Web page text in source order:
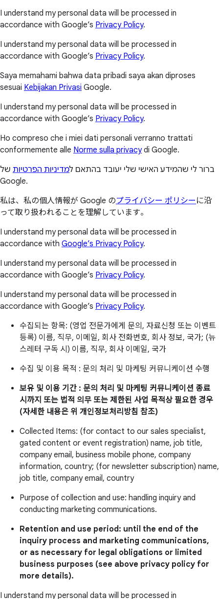
I understand my personal data will be processed in
accordance with Google’s Privacy Policy.
I understand my personal data will be processed in
accordance with Google’s Privacy Policy.
Saya memahami bahwa data pribadi saya akan diproses
sesuai Kebijakan Privasi Google.
I understand my personal data will be processed in
accordance with Google’s Privacy Policy.
Ho compreso che i miei dati personali verranno trattati
conformemente alle Norme sulla privacydi Google.
ברור לי שהמידע האישי שלי יעובד בהתאם למדיניות הפרטיות של
Google.
私は、私の個人情報が Google のプライバシー ポリシー に沿
って取り扱われることを理解しています。
I understand my personal data will be processed in
accordance with Google’s Privacy Policy.
I understand my personal data will be processed in
accordance with Google’s Privacy Policy.
I understand my personal data will be processed in
accordance with Google’s Privacy Policy.
수집되는 항목: (영업 전문가에게 문의, 자료신청 또는 이벤트
등록) 이름, 직무, 이메일, 회사 전화번호, 회사 정보, 국가; (뉴
스레터 구독 시) 이름, 직무, 회사 이메일, 국가
수집 및 이용 목적 : 문의 처리 및 마케팅 커뮤니케이션 수행
보유 및 이용 기간 : 문의 처리 및 마케팅 커뮤니케이션 종료
시까지 또는 법적 의무 또는 제한된 사업 목적상 필요한 경우
(자세한 내용은 위 개인정보처리방침 참조)
Collected Items: (for contact to our sales specialist,
gated content or event registration) name, job title,
company email, business mobile phone, company
information, country; (for newsletter subscription) name,
job title, company email, country
Purpose of collection and use: handling inquiry and
conducting marketing communications.
Retention and use period: until the end of the
inquiry process and marketing communications,
or as necessary for legal obligations or limited
business purposes (see above privacy policy for
more details).
I understand my personal data will be processed in